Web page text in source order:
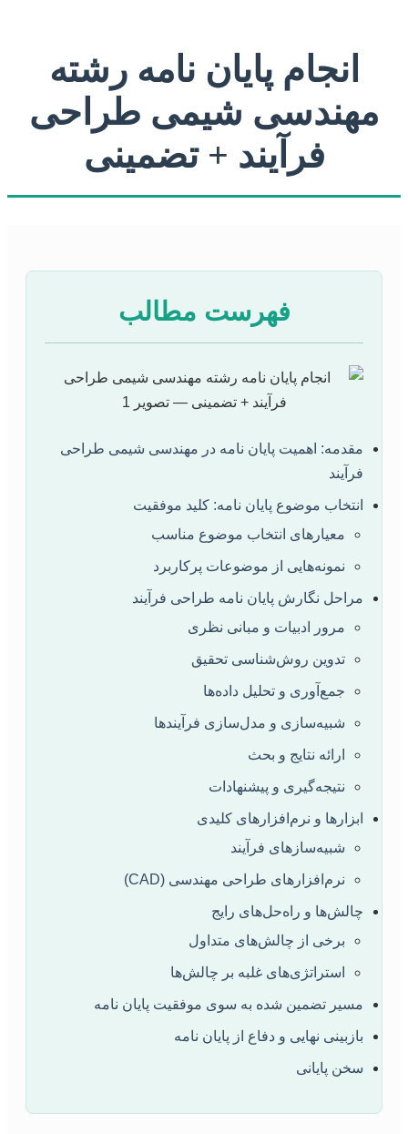
انجام پایان نامه رشته
مهندسی شیمی طراحی
فرآیند + تضمینی
فهرست مطالب
مقدمه: اهمیت پایان نامه در مهندسی شیمی طراحی
فرآیند
انتخاب موضوع پایان نامه: کلید موفقیت
معیارهای انتخاب موضوع مناسب
نمونه‌هایی از موضوعات پرکاربرد
مراحل نگارش پایان نامه طراحی فرآیند
مرور ادبیات و مبانی نظری
تدوین روش‌شناسی تحقیق
جمع‌آوری و تحلیل داده‌ها
شبیه‌سازی و مدل‌سازی فرآیندها
ارائه نتایج و بحث
نتیجه‌گیری و پیشنهادات
ابزارها و نرم‌افزارهای کلیدی
شبیه‌سازهای فرآیند
نرم‌افزارهای طراحی مهندسی (CAD)
چالش‌ها و راه‌حل‌های رایج
برخی از چالش‌های متداول
استراتژی‌های غلبه بر چالش‌ها
مسیر تضمین شده به سوی موفقیت پایان نامه
بازبینی نهایی و دفاع از پایان نامه
سخن پایانی